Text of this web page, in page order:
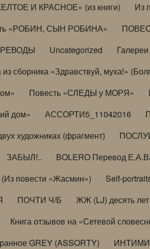
И КРАСНОЕ» (из книги) Из
«РОБИН, СЫН РОБИНА»
Uncategorized Галереи
сборника «Здравствуй, муха!»
Повесть «СЛЕДЫ у МОРЯ»
дом» АССОРТИ5_11042016
художниках (фрагмент)
ЗАБЫЛ!.. BOLERO Перевод
повести «Жасмин») Self-
ПОЧТИ Ч/Б ЖЖ (LJ) десять
Книга отзывов на «Сетевой
GREY (ASSORTY)